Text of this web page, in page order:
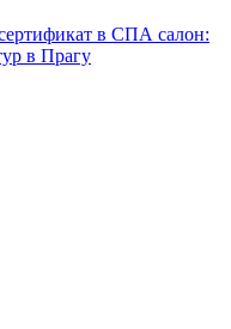
в СПА салон:
в Прагу